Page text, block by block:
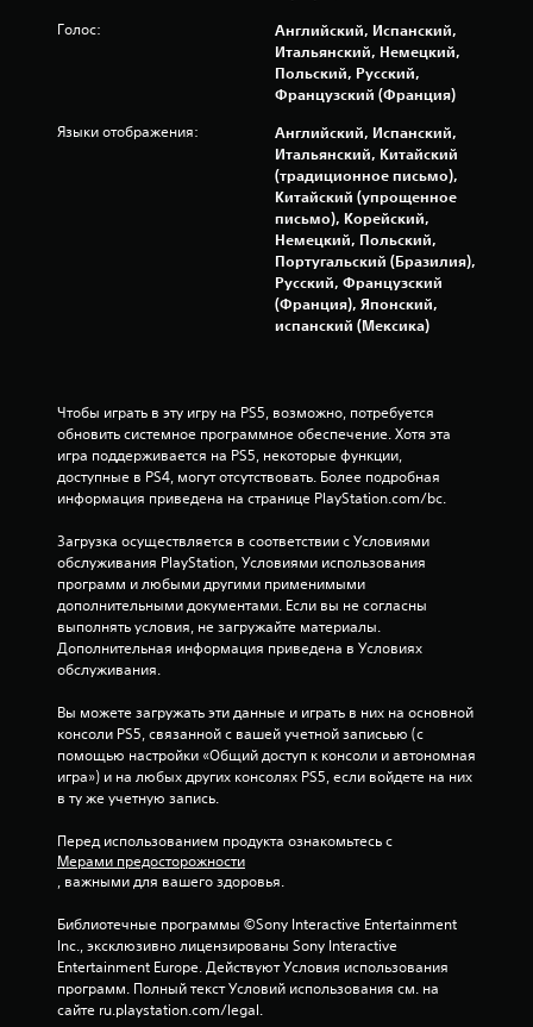
е
н
и
я
.
М
о
ж
н
о
и
г
а
т
ь
б
з
в
и
б
р
а
ц
и
Голос:
Английский, Испанский,
Итальянский, Немецкий,
Польский, Русский,
Французский (Франция)
Языки отображения:
Английский, Испанский,
Итальянский, Китайский
(традиционное письмо),
Китайский (упрощенное
письмо), Корейский,
Немецкий, Польский,
Португальский (Бразилия),
Русский, Французский
(Франция), Японский,
испанский (Мексика)
Чтобы играть в эту игру на PS5, возможно, потребуется
обновить системное программное обеспечение. Хотя эта
игра поддерживается на PS5, некоторые функции,
доступные в PS4, могут отсутствовать. Более подробная
информация приведена на странице PlayStation.com/bc.
Загрузка осуществляется в соответствии с Условиями
обслуживания PlayStation, Условиями использования
программ и любыми другими применимыми
дополнительными документами. Если вы не согласны
выполнять условия, не загружайте материалы.
Дополнительная информация приведена в Условиях
обслуживания.
Вы можете загружать эти данные и играть в них на основной
консоли PS5, связанной с вашей учетной записьью (с
помощью настройки «Общий доступ к консоли и автономная
игра») и на любых других консолях PS5, если войдете на них
в ту же учетную запись.
Перед использованием продукта ознакомьтесь с
Мерами предосторожности
, важными для вашего здоровья.
Библиотечные программы ©Sony Interactive Entertainment
Inc., эксклюзивно лицензированы Sony Interactive
Entertainment Europe. Действуют Условия использования
программ. Полный текст Условий использования см. на
сайте ru.playstation.com/legal.